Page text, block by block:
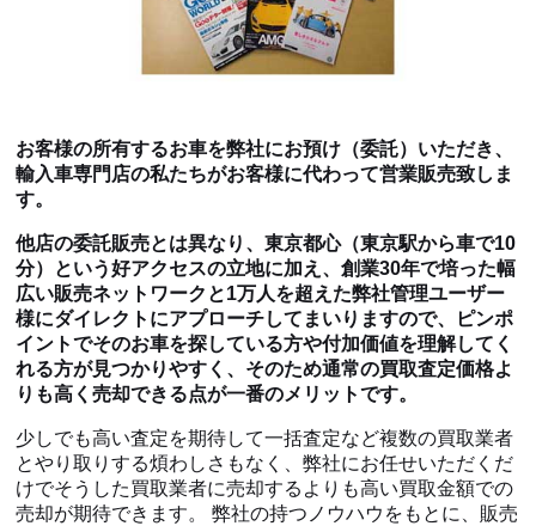
お客様の所有するお車を弊社にお預け（委託）いただき、
輸入車専門店の私たちがお客様に代わって営業販売致しま
す。
他店の委託販売とは異なり、東京都心（東京駅から車で10
分）という好アクセスの立地に加え、創業30年で培った幅
広い販売ネットワークと1万人を超えた弊社管理ユーザー
様にダイレクトにアプローチしてまいりますので、ピンポ
イントでそのお車を探している方や付加価値を理解してく
れる方が見つかりやすく、そのため通常の買取査定価格よ
りも高く売却できる点が一番のメリットです。
少しでも高い査定を期待して一括査定など複数の買取業者
とやり取りする煩わしさもなく、弊社にお任せいただくだ
けでそうした買取業者に売却するよりも高い買取金額での
売却が期待できます。 弊社の持つノウハウをもとに、販売